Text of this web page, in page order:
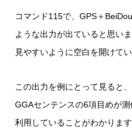
コマンド115で、GPS＋
ような出力が出ていると思いま
見やすいように空白を開けてい
この出力を例にとって見ると、
GGAセンテンスの6項目めが
利用していることがわかります